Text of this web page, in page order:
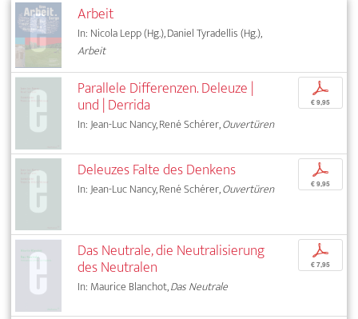
Arbeit
In: Nicola Lepp (Hg.), Daniel Tyradellis (Hg.),
Arbeit
Parallele Differenzen. Deleuze |
und | Derrida
In: Jean-Luc Nancy, René Schérer,Ouvertüren
p
€ 9,95
Deleuzes Falte des Denkens
In: Jean-Luc Nancy, René Schérer,Ouvertüren
p
€ 9,95
Das Neutrale, die Neutralisierung
des Neutralen
In: Maurice Blanchot,Das Neutrale
p
€ 7,95